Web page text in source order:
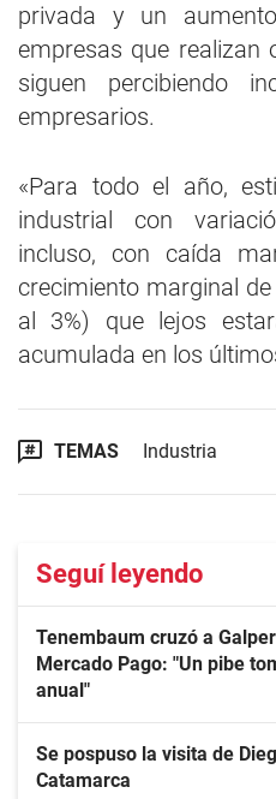
privada y un
empresas que realizan
siguen percibiendo
empresarios.
«Para todo el año,
industrial con
incluso, con caída
crecimiento marginal
al 3%) que lejos
acumulada en los
TEMAS Industria
Seguí leyendo
Tenembaum cruzó a
Mercado Pago: "Un pibe
anual"
Se pospuso la visita de
Catamarca